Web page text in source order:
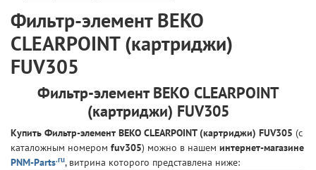
Фильтр-элемент BEKO
CLEARPOINT (картриджи)
FUV305
Фильтр-элемент BEKO CLEARPOINT
(картриджи) FUV305
Купить Фильтр-элемент BEKO CLEARPOINT (картриджи) FUV305 (с
каталожным номером fuv305) можно в нашем интернет-магазине
PNM-Parts.ru, витрина которого представлена ниже: